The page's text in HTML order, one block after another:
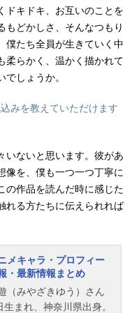
ドキドキ、お互いのことを
もどかしさ、そんなつもり
僕たち全員が生きていく中
柔らかく、温かく描かれて
しょうか。
みを教えていただけます
いないと思います。彼があ
像を、僕も一つ一つ丁寧に
の作品を読んだ時に感じた
れる方たちに伝えられれば
メキャラ・プロフィー
・最新情報まとめ
（みやざきゆう）さん
まれ、神奈川県出身。